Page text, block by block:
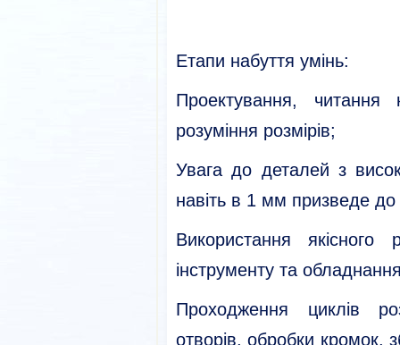
Етапи набуття умінь:
Проектування, читання
розуміння розмірів;
Увага до деталей з
навіть в 1 мм призведе до
Використання якісного
інструменту та
Проходження циклів
отворів, обробки кромок,